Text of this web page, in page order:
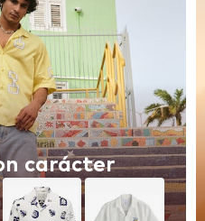
carácter